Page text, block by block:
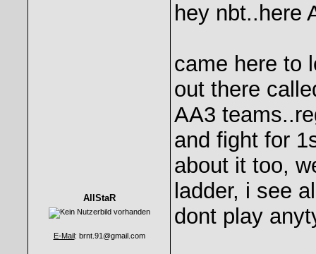
AllStaR
E-Mail: brnt.91@gmail.com
hey nbt..here
came here to
out there
AA3
and fight for
about it too,
ladder, i see
dont play